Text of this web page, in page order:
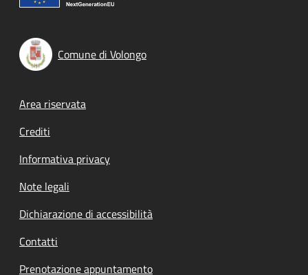
Comune di Volongo
Footer menu
Area riservata
Crediti
Informativa privacy
Note legali
Dichiarazione di accessibilità
Contatti
Prenotazione appuntamento